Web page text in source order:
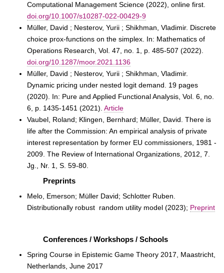
Computational Management Science (2022), online first.
doi.org/10.1007/s10287-022-00429-9
Müller, David ; Nesterov, Yurii ; Shikhman, Vladimir. Discrete
choice prox-functions on the simplex. In: Mathematics of
Operations Research, Vol. 47, no. 1, p. 485-507 (2022).
doi.org/10.1287/moor.2021.1136
Müller, David ; Nesterov, Yurii ; Shikhman, Vladimir.
Dynamic pricing under nested logit demand. 19 pages
(2020). In: Pure and Applied Functional Analysis, Vol. 6, no.
6, p. 1435-1451 (2021). Article
Vaubel, Roland; Klingen, Bernhard; Müller, David. There is
life after the Commission: An empirical analysis of private
interest representation by former EU commissioners, 1981 -
2009. The Review of International Organizations, 2012, 7.
Jg., Nr. 1, S. 59-80.
Preprints
Melo, Emerson; Müller David; Schlotter Ruben.
Distributionally robust random utility model (2023); Preprint
Conferences / Workshops / Schools
Spring Course in Epistemic Game Theory 2017, Maastricht,
Netherlands, June 2017